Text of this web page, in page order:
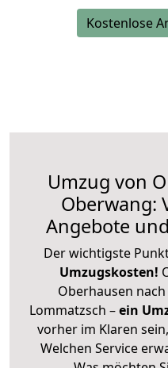
Kostenlose
Umzug von
Oberwang:
Angebote
Der wichtigste
Umzugskosten!
Oberhausen
Lommatzsch –ein
vorher im Klaren
Welchen Service